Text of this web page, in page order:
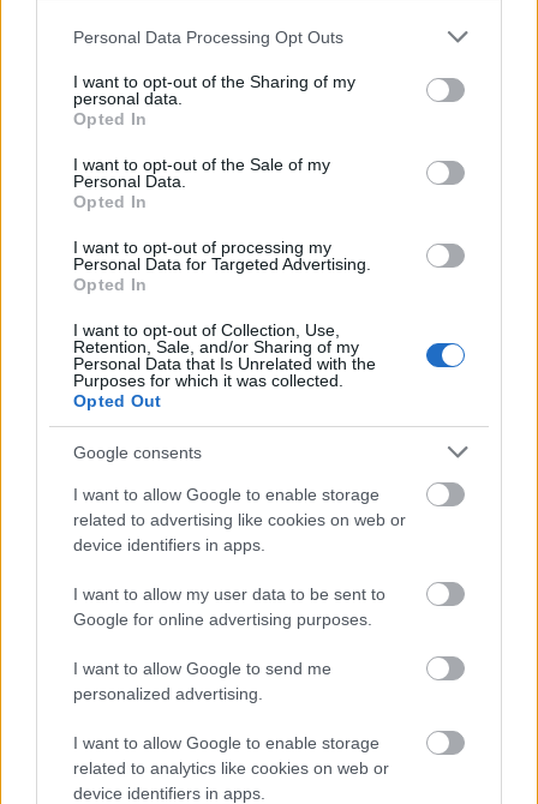
Please note that this website/app uses one or more Google
not limited to your visit or usage behaviour. You may click to
grant or deny consent to Google and its third-party tags to
use your data for below specified purposes in below Google
consent section.
Personal Data Processing Opt Outs
I want to opt-out of the Sharing of my
personal data.
Opted In
I want to opt-out of the Sale of my
Personal Data.
Opted In
I want to opt-out of processing my
Personal Data for Targeted Advertising.
Opted In
I want to opt-out of Collection, Use,
Retention, Sale, and/or Sharing of my
Personal Data that Is Unrelated with the
Purposes for which it was collected.
Opted Out
Google consents
I want to allow Google to enable storage
related to advertising like cookies on web or
device identifiers in apps.
I want to allow my user data to be sent to
Google for online advertising purposes.
I want to allow Google to send me
personalized advertising.
I want to allow Google to enable storage
related to analytics like cookies on web or
device identifiers in apps.
DodajTabletowo
Nasze artykuły będą częściej pojawiać się w Twoich wynikach
Udostępnij UdostępnijUdostępnijUdostępnij
Piotr Bukański
Fan niemal wszystkiego związanego z technologią, a w
szczególności urządzeń wearable. Możecie tu trafić na
sprzętu.